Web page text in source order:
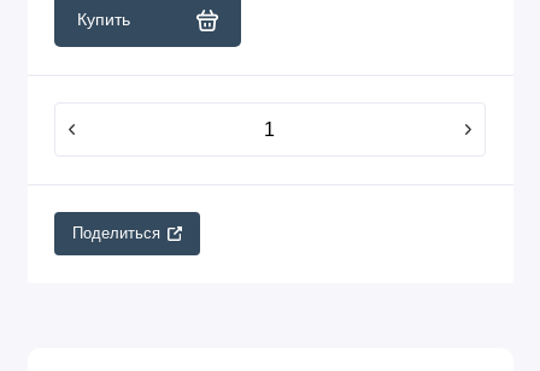
Купить
Поделиться